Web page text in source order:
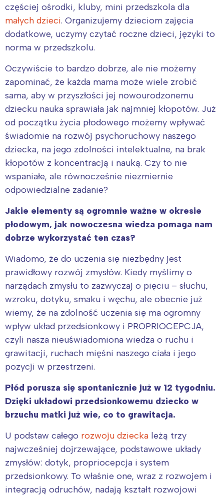
częściej ośrodki, kluby, mini przedszkola dla
małych dzieci. Organizujemy dzieciom zajęcia
dodatkowe, uczymy czytać roczne dzieci, języki to
norma w przedszkolu.
Oczywiście to bardzo dobrze, ale nie możemy
zapominać, że każda mama może wiele zrobić
sama, aby w przyszłości jej nowourodzonemu
dziecku nauka sprawiała jak najmniej kłopotów. Już
od początku życia płodowego możemy wpływać
świadomie na rozwój psychoruchowy naszego
dziecka, na jego zdolności intelektualne, na brak
kłopotów z koncentracją i nauką. Czy to nie
wspaniałe, ale równocześnie niezmiernie
odpowiedzialne zadanie?
Jakie elementy są ogromnie ważne w okresie
płodowym, jak nowoczesna wiedza pomaga nam
dobrze wykorzystać ten czas?
Wiadomo, że do uczenia się niezbędny jest
prawidłowy rozwój zmysłów. Kiedy myślimy o
narządach zmysłu to zazwyczaj o pięciu – słuchu,
wzroku, dotyku, smaku i węchu, ale obecnie już
wiemy, że na zdolność uczenia się ma ogromny
wpływ układ przedsionkowy i PROPRIOCEPCJA,
czyli nasza nieuświadomiona wiedza o ruchu i
grawitacji, ruchach mięśni naszego ciała i jego
pozycji w przestrzeni.
Płód porusza się spontanicznie już w 12 tygodniu.
Dzięki układowi przedsionkowemu dziecko w
brzuchu matki już wie, co to grawitacja.
U podstaw całego rozwoju dziecka leżą trzy
najwcześniej dojrzewające, podstawowe układy
zmysłów: dotyk, propriocepcja i system
przedsionkowy. To właśnie one, wraz z rozwojem i
integracją odruchów, nadają kształt rozwojowi